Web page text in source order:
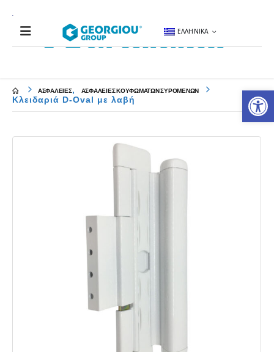
ΕΛΛΗΝΙΚΆ
ΑΣΦΑΛΕΙΕΣ, ΑΣΦΑΛΕΙΕΣ ΚΟΥΦΩΜΑΤΩΝ ΣΥΡΟΜΕΝΩΝ
Κλειδαριά D-Oval με λαβή